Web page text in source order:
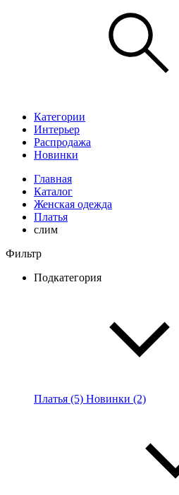
Категории
Интерьер
Распродажа
Новинки
Главная
Каталог
Женская одежда
Платья
слим
Фильтр
Подкатегория
Платья (5) Новинки (2)